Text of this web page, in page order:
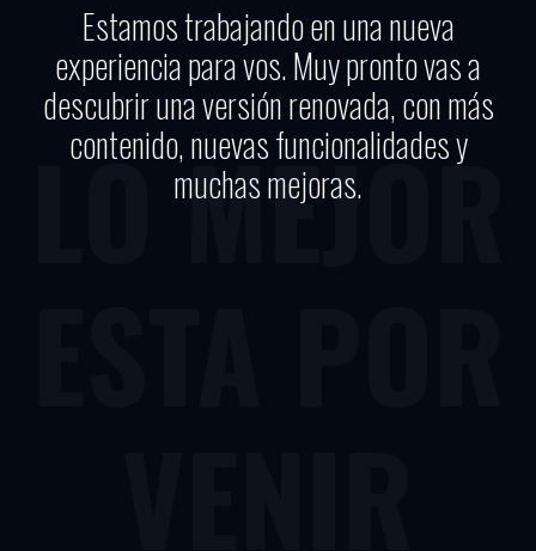
Estamos trabajando en una nueva
experiencia para vos. Muy pronto vas a
descubrir una versión renovada, con más
contenido, nuevas funcionalidades y
muchas mejoras.
LO MEJOR